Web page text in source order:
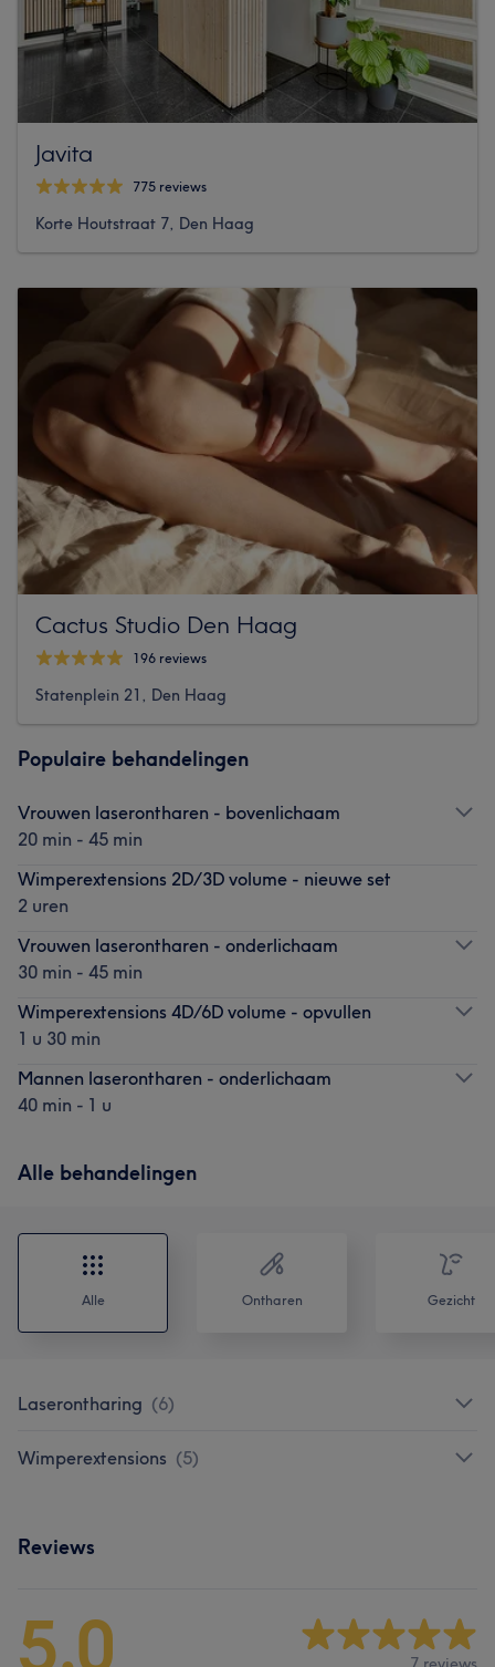
Javita
775 reviews
Korte Houtstraat 7, Den Haag
Cactus Studio Den Haag
196 reviews
Statenplein 21, Den Haag
Populaire behandelingen
Vrouwen laserontharen - bovenlichaam
20 min - 45 min
Wimperextensions 2D/3D volume - nieuwe set
2 uren
Vrouwen laserontharen - onderlichaam
30 min - 45 min
Wimperextensions 4D/6D volume - opvullen
1 u 30 min
Mannen laserontharen - onderlichaam
40 min - 1 u
Alle behandelingen
Alle Ontharen Gezicht
Laserontharing (6)
Wimperextensions (5)
Reviews
5,0